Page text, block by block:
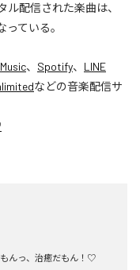
配信された楽曲は、
ている。
、 Spotify、 LINE
などの音楽配信サ
んっ、治癒だもん！♡